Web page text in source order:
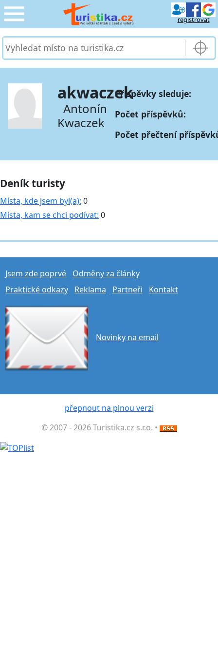
registrovat
CESTOVÁNÍ
SLUŽBY & DOPRAVA ›
PRO TURISTY ›
MOJE TURISTIKA ›
akwaczek
Antonín
Kwaczek
Příspěvky sleduje:
Počet příspěvků:
Počet přečtení
Deník turisty
Místa, kde jsem byl(a): 0
Místa, kam se chci podívat: 0
Jsem zde poprvé
Odměny za články
Praktické odkazy
Reklama Partneři Kontakt
Novinky na email
přepnout na plnou verzi
© 2007 - 2026 Turistika.cz s.r.o. •